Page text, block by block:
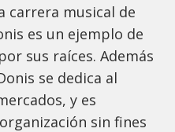
carrera musical de
es un ejemplo de
sus raíces. Además
se dedica al
y es
sin fines